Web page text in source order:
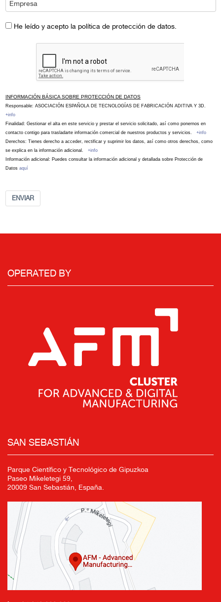
He leído y acepto la política de protección de datos.
INFORMACIÓN BÁSICA SOBRE PROTECCIÓN DE DATOS
Responsable: ASOCIACIÓN ESPAÑOLA DE TECNOLOGÍAS DE FABRICACIÓN ADITIVA Y 3D.
+info
Finalidad: Gestionar el alta en este servicio y prestar el servicio solicitado, así como ponernos en
contacto contigo para trasladarte información comercial de nuestros productos y servicios. +info
Derechos: Tienes derecho a acceder, rectificar y suprimir los datos, así como otros derechos, como
se explica en la información adicional. +info
Información adicional: Puedes consultar la información adicional y detallada sobre Protección de
Datos aquí
ENVIAR
OPERATED BY
SAN SEBASTIÁN
Parque Científico y Tecnológico de Gipuzkoa
Paseo Mikeletegi 59,
20009 San Sebastián, España.